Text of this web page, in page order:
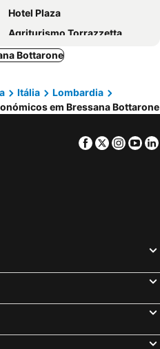
Hotel Plaza
Agriturismo Torrazzetta
Cascina Scova
Bottarone
Itália
Lombardia
em Bressana Bottarone
Facebook
Twitter